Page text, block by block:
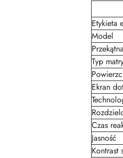
Etykieta
Model
Typ
Ekran
Czas
Jasność
Kontrast